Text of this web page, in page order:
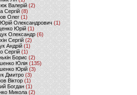
Валерій (2)
Сергій (8)
Олег(1)
Юрій Олександрович(1)
Юрій(1)
Олександр(6)
Сергій (2)
Андрій (1)
Сергій(1)
Борис (2)
Юлія (135)
Юрій(3)
Дмитро (3)
Віктор (1)
Богдан (1)
Микола (2)